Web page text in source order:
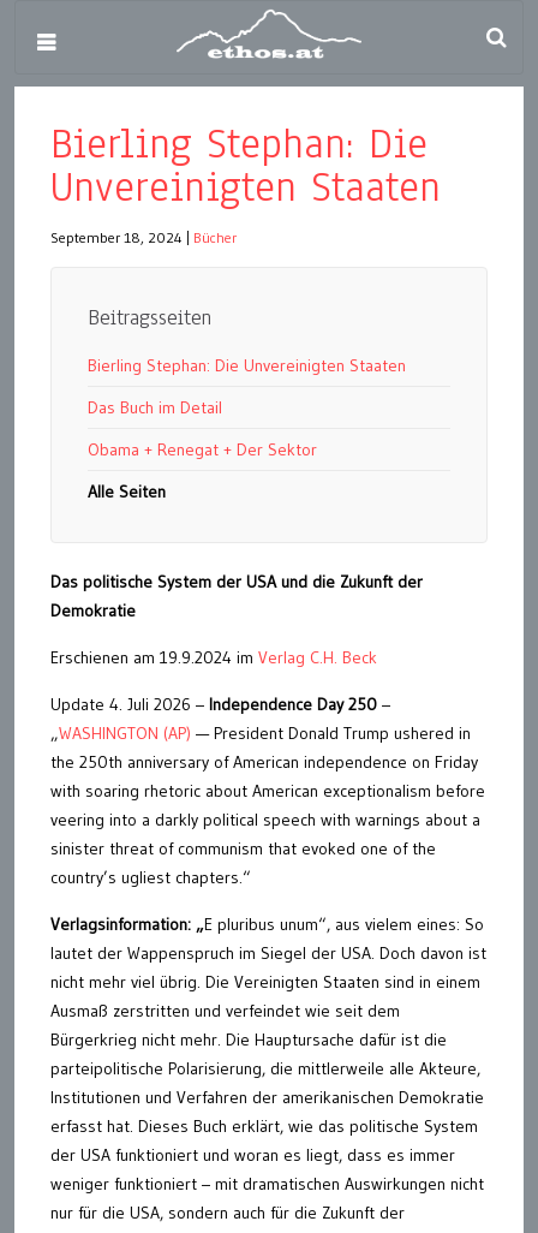
Bierling Stephan: Die
Unvereinigten Staaten
September 18, 2024 Bücher
Beitragsseiten
Bierling Stephan: Die Unvereinigten Staaten
Das Buch im Detail
Obama + Renegat + Der Sektor
Alle Seiten
Das politische System der USA und die Zukunft der
Demokratie
Erschienen am 19.9.2024 im Verlag C.H. Beck
Update 4. Juli 2026 – Independence Day 250 –
„WASHINGTON (AP) — President Donald Trump ushered in
the 250th anniversary of American independence on Friday
with soaring rhetoric about American exceptionalism before
veering into a darkly political speech with warnings about a
sinister threat of communism that evoked one of the
country’s ugliest chapters.“
Verlagsinformation: „E pluribus unum“, aus vielem eines: So
lautet der Wappenspruch im Siegel der USA. Doch davon ist
nicht mehr viel übrig. Die Vereinigten Staaten sind in einem
Ausmaß zerstritten und verfeindet wie seit dem
Bürgerkrieg nicht mehr. Die Hauptursache dafür ist die
parteipolitische Polarisierung, die mittlerweile alle Akteure,
Institutionen und Verfahren der amerikanischen Demokratie
erfasst hat. Dieses Buch erklärt, wie das politische System
der USA funktioniert und woran es liegt, dass es immer
weniger funktioniert – mit dramatischen Auswirkungen nicht
nur für die USA, sondern auch für die Zukunft der